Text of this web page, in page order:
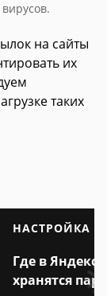
на сайты
их
таких
НАСТРОЙКА
Где в Яндекс
хранятся